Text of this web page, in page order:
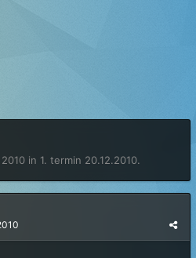
in 1. termin 20.12.2010.